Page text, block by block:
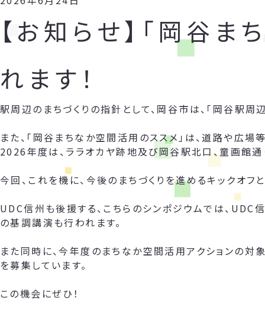
【お知らせ】「岡谷
れます！
駅周辺のまちづくりの指針として、岡谷市は、「岡谷駅周
また、「岡谷まちなか空間活用のススメ」は、道路や広
2026年度は、ララオカヤ跡地及び岡谷駅北口、童画館通
今回、これを機に、今後のまちづくりを進めるキックオフ
UDC信州も後援する、こちらのシンポジウムでは、
の基調講演も行われます。
また同時に、今年度のまちなか空間活用アクションの対
を募集しています。
この機会にぜひ！